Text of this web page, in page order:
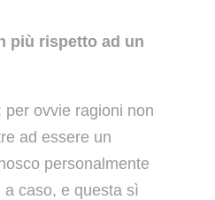
più rispetto ad un
ovvie ragioni non
ad essere un
personalmente
caso, e questa sì